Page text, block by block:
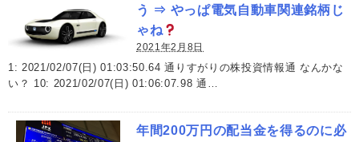
う ⇒ やっぱ電気自動車関連銘柄じ
ゃね
2021年2月8日
1: 2021/02/07(日) 01:03:50.64 通りすがりの株投資情報通 なんかな
い？ 10: 2021/02/07(日) 01:06:07.98 通…
年間200万円の配当金を得るのに必